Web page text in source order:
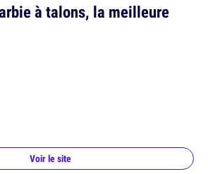
à talons, la meilleure
Voir le site